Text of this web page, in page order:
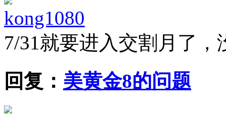
kong1080
7/31就要进入交割月了，
回复： 美黄金8的问题